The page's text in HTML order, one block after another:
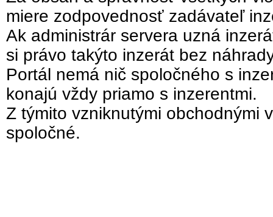
miere zodpovednosť zadávateľ
Ak administrár servera uzná
si právo takýto inzerát bez
Portál nemá nič spoločného s
konajú vždy priamo s inzerentmi.
Z týmito vzniknutými obchodnými
spoločné.